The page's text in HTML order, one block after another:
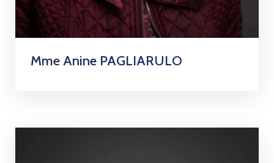
Mme Anine PAGLIARULO